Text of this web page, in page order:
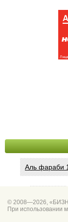
Аль фараби
© 2008—2026,
При использовании